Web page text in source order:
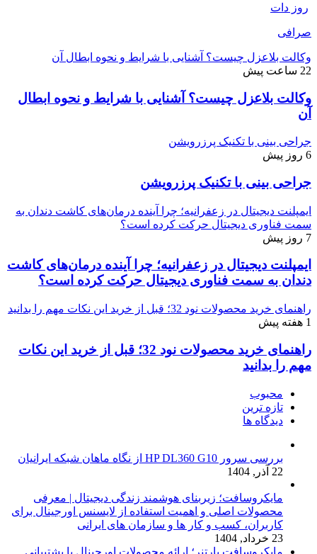
روز دات
صرافی
وکالت بلاعزل چیست؟ آشنایی با شرایط و نحوه ابطال آن
22 ساعت پیش
وکالت بلاعزل چیست؟ آشنایی با شرایط و نحوه ابطال
آن
جراحی بینی با تکنیک پرزرویشن
6 روز پیش
جراحی بینی با تکنیک پرزرویشن
ایمپلنت دیجیتال در زعفرانیه؛ چرا آینده درمان‌های کاشت دندان به
سمت فناوری دیجیتال حرکت کرده است؟
7 روز پیش
ایمپلنت دیجیتال در زعفرانیه؛ چرا آینده درمان‌های کاشت
دندان به سمت فناوری دیجیتال حرکت کرده است؟
راهنمای خرید محصولات نود 32؛ قبل از خرید این نکات مهم را بدانید
1 هفته پیش
راهنمای خرید محصولات نود 32؛ قبل از خرید این نکات
مهم را بدانید
محبوب
تازه ترین
دیدگاه ها
بررسی سرور HP DL360 G10 از نگاه ماهان شبکه ایرانیان
22 آذر, 1404
مایکروسافت؛ زیربنای هوشمند زندگی دیجیتال | معرفی
محصولات اصلی و اهمیت استفاده از لایسنس اورجینال برای
کاربران، کسب و کار ها و سازمان های ایرانی
23 خرداد, 1404
مایکروسافت پارتنر؛ ارائه محصولات اورجینال با پشتیبانی